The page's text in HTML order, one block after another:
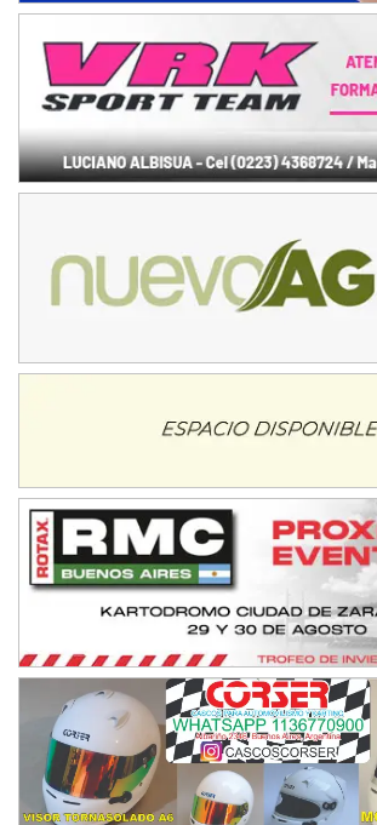
NORESTE SANTAFESINO - F6
Ciudad de Avellaneda (Asfalto)
Avellaneda (Santa Fe)
SUR SANTAFESINO - F4
José Samuel Sánchez (Tierra)
Rufino (Santa Fe)
Juan Navarro (Asfalto)
El Timbó (Tucumán)